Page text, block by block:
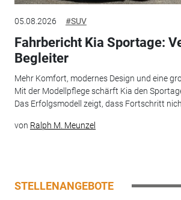
05.08.2026 #SUV
Fahrbericht Kia Sportage:
Begleiter
Mehr Komfort, modernes Design und eine
Mit der Modellpflege schärft Kia den
Das Erfolgsmodell zeigt, dass Fortschritt
von Ralph M. Meunzel
STELLENANGEBOTE